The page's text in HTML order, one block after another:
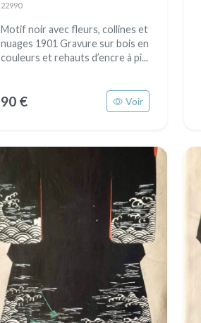
22990
Motif noir avec fleurs, collines et
nuages 1901 Gravure sur bois en
couleurs et rehauts d’encre à pi...
90 € Voir